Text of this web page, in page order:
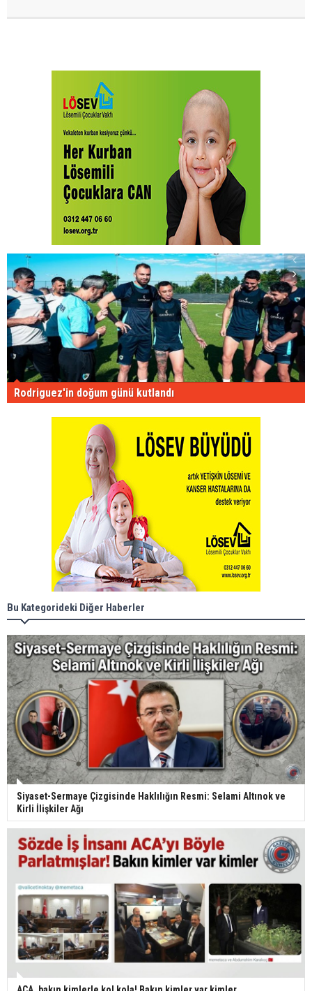
Rodriguez'in doğum günü kutlandı
Bu Kategorideki Diğer Haberler
Siyaset-Sermaye Çizgisinde Haklılığın Resmi: Selami Altınok ve
Kirli İlişkiler Ağı